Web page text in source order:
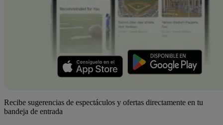
Recibe sugerencias de espectáculos y ofertas directamente en tu
bandeja de entrada